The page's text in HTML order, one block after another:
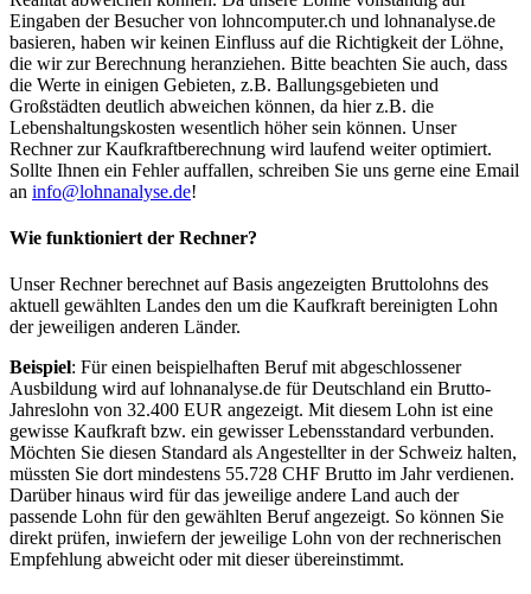
Eingaben der Besucher von lohncomputer.ch und lohnanalyse.de
basieren, haben wir keinen Einfluss auf die Richtigkeit der Löhne,
die wir zur Berechnung heranziehen. Bitte beachten Sie auch, dass
die Werte in einigen Gebieten, z.B. Ballungsgebieten und
Großstädten deutlich abweichen können, da hier z.B. die
Lebenshaltungskosten wesentlich höher sein können. Unser
Rechner zur Kaufkraftberechnung wird laufend weiter optimiert.
Sollte Ihnen ein Fehler auffallen, schreiben Sie uns gerne eine Email
an info@lohnanalyse.de!
Wie funktioniert der Rechner?
Unser Rechner berechnet auf Basis angezeigten Bruttolohns des
aktuell gewählten Landes den um die Kaufkraft bereinigten Lohn
der jeweiligen anderen Länder.
Beispiel: Für einen beispielhaften Beruf mit abgeschlossener
Ausbildung wird auf lohnanalyse.de für Deutschland ein Brutto-
Jahreslohn von 32.400 EUR angezeigt. Mit diesem Lohn ist eine
gewisse Kaufkraft bzw. ein gewisser Lebensstandard verbunden.
Möchten Sie diesen Standard als Angestellter in der Schweiz halten,
müssten Sie dort mindestens 55.728 CHF Brutto im Jahr verdienen.
Darüber hinaus wird für das jeweilige andere Land auch der
passende Lohn für den gewählten Beruf angezeigt. So können Sie
direkt prüfen, inwiefern der jeweilige Lohn von der rechnerischen
Empfehlung abweicht oder mit dieser übereinstimmt.